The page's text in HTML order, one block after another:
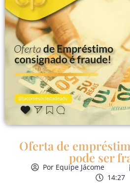
Oferta de
pode ser
Por Equipe Jácome
14:27